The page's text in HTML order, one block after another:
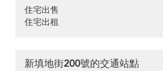
住宅出售
住宅出租
新填地街200號的交通站點